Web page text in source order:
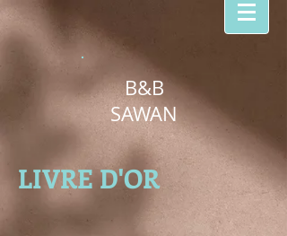
B&B
SAWAN
LIVRE D'OR